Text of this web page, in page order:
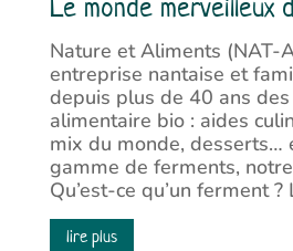
Le monde merveilleux
Nature et Aliments (NAT-
entreprise nantaise et
depuis plus de 40 ans
alimentaire bio : aides
mix du monde, desserts…
gamme de ferments,
Qu’est-ce qu’un ferment ?
lire plus